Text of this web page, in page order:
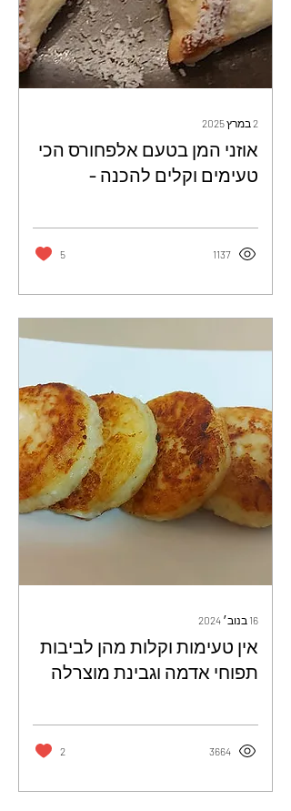
2 במרץ 2025
אוזני המן בטעם אלפחורס הכי
טעימים וקלים להכנה -
1137
5
16 בנוב׳ 2024
אין טעימות וקלות מהן לביבות
תפוחי אדמה וגבינת מוצרלה
צחית
3664
2